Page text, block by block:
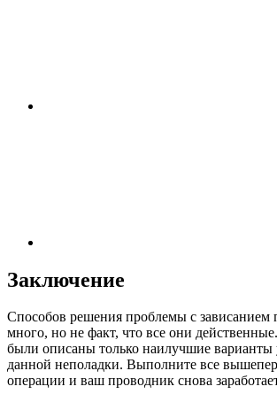
Заключение
Способов решения проблемы с зависанием
много, но не факт, что все они
были описаны только наилучшие варианты
данной неполадки. Выполните все
операции и ваш проводник снова